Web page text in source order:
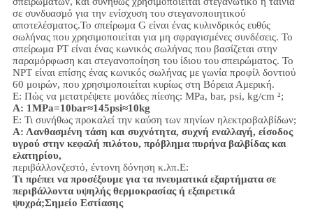
σε συνδυασμό για την ενίσχυση του στεγανοποιητικού
αποτελέσματος.Το σπείρωμα G είναι ένας κυλινδρικός ευθύς
σωλήνας που χρησιμοποιείται για μη σφραγισμένες συνδέσεις. Το
σπείρωμα PT είναι ένας κωνικός σωλήνας που βασίζεται στην
παραμόρφωση και στεγανοποίηση του ίδιου του σπειρώματος. Το
NPT είναι επίσης ένας κωνικός σωλήνας με γωνία προφίλ δοντιού
60 μοιρών, που χρησιμοποιείται κυρίως στη Βόρεια Αμερική.
Ε: Πώς να μετατρέψετε μονάδες πίεσης: MPa, bar, psi, kg/cm ²;
Α: 1MPa=10bar≈145psi≈10kg
Ε: Τι συνήθως προκαλεί την καύση των πηνίων ηλεκτροβαλβίδων;
Α: Λανθασμένη τάση και συχνότητα, συχνή εναλλαγή, είσοδος
υγρού στην κεφαλή πιλότου, πρόβλημα πυρήνα βαλβίδας και
ελατηρίου,
περιβάλλονζεστό, έντονη δόνηση κ.λπ.Ε:
Τι πρέπει να προσέξουμε για τα πνευματικά εξαρτήματα σε
περιβάλλοντα υψηλής θερμοκρασίας ή εξαιρετικά
ψυχρά;Σημείο Εστίασης